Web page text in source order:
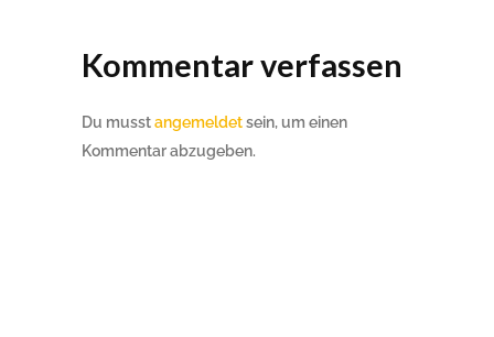
Kommentar verfassen
Du musstangemeldetsein, um einen
Kommentar abzugeben.